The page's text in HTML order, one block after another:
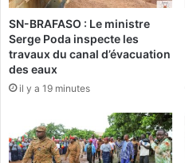
F
r
a
n
ç
o
H
o
r
t
d
e
G
o
f
a
SN-BRAFASO : Le ministre
Serge Poda inspecte les
travaux du canal d’évacuation
des eaux
il y a 19 minutes